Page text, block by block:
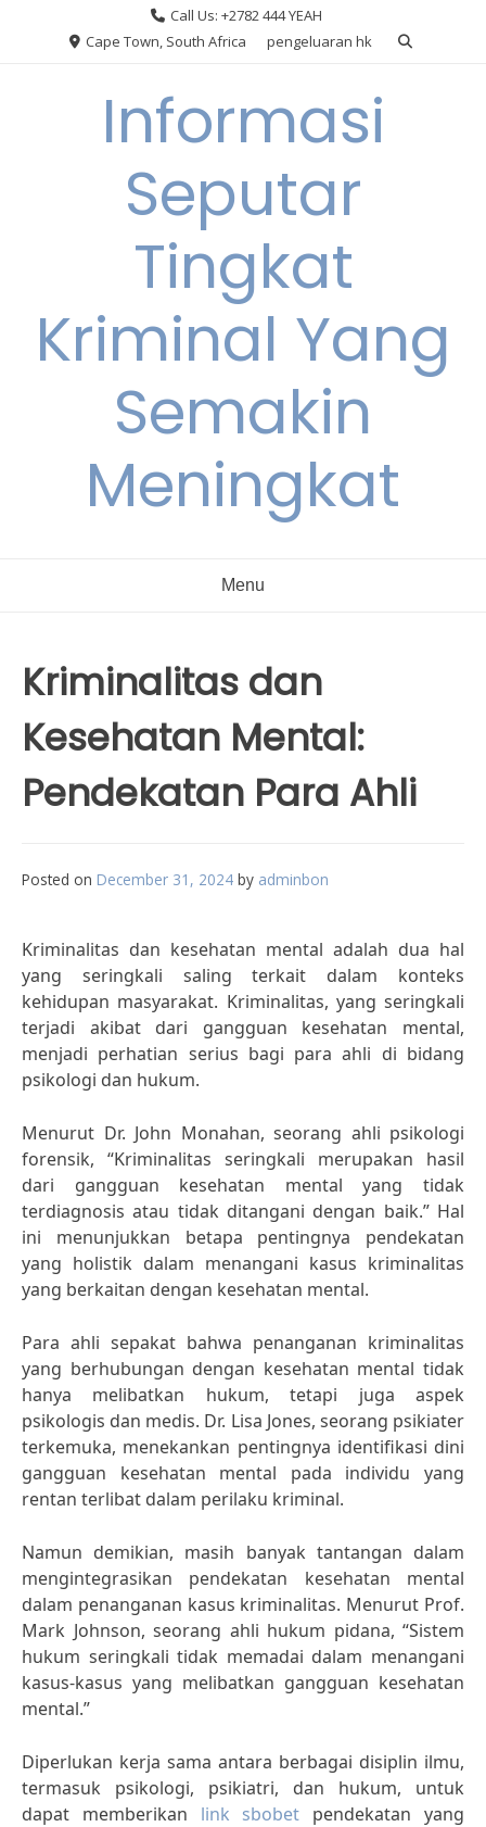
Call Us: +2782 444 YEAH
Cape Town, South Africa
pengeluaran hk
Informasi
Seputar
Tingkat
Kriminal Yang
Semakin
Meningkat
Menu
Kriminalitas dan
Kesehatan Mental:
Pendekatan Para Ahli
Posted on December 31, 2024 by adminbon
Kriminalitas dan kesehatan mental adalah dua hal
yang seringkali saling terkait dalam konteks
kehidupan masyarakat. Kriminalitas, yang seringkali
terjadi akibat dari gangguan kesehatan mental,
menjadi perhatian serius bagi para ahli di bidang
psikologi dan hukum.
Menurut Dr. John Monahan, seorang ahli psikologi
forensik, “Kriminalitas seringkali merupakan hasil
dari gangguan kesehatan mental yang tidak
terdiagnosis atau tidak ditangani dengan baik.” Hal
ini menunjukkan betapa pentingnya pendekatan
yang holistik dalam menangani kasus kriminalitas
yang berkaitan dengan kesehatan mental.
Para ahli sepakat bahwa penanganan kriminalitas
yang berhubungan dengan kesehatan mental tidak
hanya melibatkan hukum, tetapi juga aspek
psikologis dan medis. Dr. Lisa Jones, seorang psikiater
terkemuka, menekankan pentingnya identifikasi dini
gangguan kesehatan mental pada individu yang
rentan terlibat dalam perilaku kriminal.
Namun demikian, masih banyak tantangan dalam
mengintegrasikan pendekatan kesehatan mental
dalam penanganan kasus kriminalitas. Menurut Prof.
Mark Johnson, seorang ahli hukum pidana, “Sistem
hukum seringkali tidak memadai dalam menangani
kasus-kasus yang melibatkan gangguan kesehatan
mental.”
Diperlukan kerja sama antara berbagai disiplin ilmu,
termasuk psikologi, psikiatri, dan hukum, untuk
dapat memberikan link sbobet pendekatan yang